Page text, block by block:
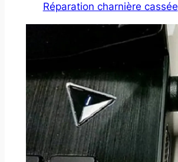
Réparation charnière cassée